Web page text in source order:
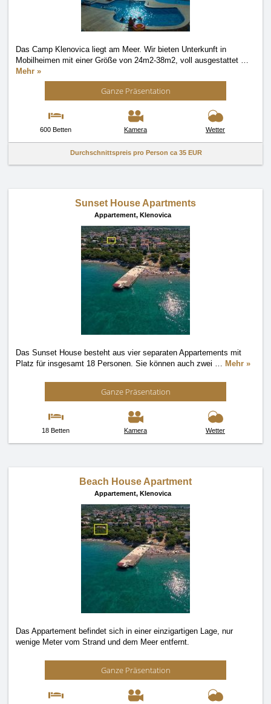
Das Camp Klenovica liegt am Meer. Wir bieten Unterkunft in
Mobilheimen mit einer Größe von 24m2-38m2, voll ausgestattet …
Mehr »
Ganze Präsentation
600 Betten Kamera Wetter
Durchschnittspreis pro Person ca 35 EUR
Sunset House Apartments
Appartement, Klenovica
Das Sunset House besteht aus vier separaten Appartements mit
Platz für insgesamt 18 Personen. Sie können auch zwei … Mehr »
Ganze Präsentation
18 Betten Kamera Wetter
Beach House Apartment
Appartement, Klenovica
Das Appartement befindet sich in einer einzigartigen Lage, nur
wenige Meter vom Strand und dem Meer entfernt.
Ganze Präsentation